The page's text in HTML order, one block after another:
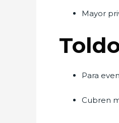
Mayor
Para
Cubren